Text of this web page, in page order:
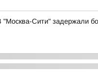
Сити" задержали